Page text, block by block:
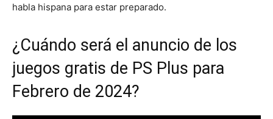
habla hispana para estar preparado.
¿Cuándo será el anuncio de los
juegos gratis de PS Plus para
Febrero de 2024?